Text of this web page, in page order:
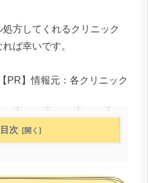
方してくれるクリニック
ば幸いです。
【PR】情報元：各クリニック
目次